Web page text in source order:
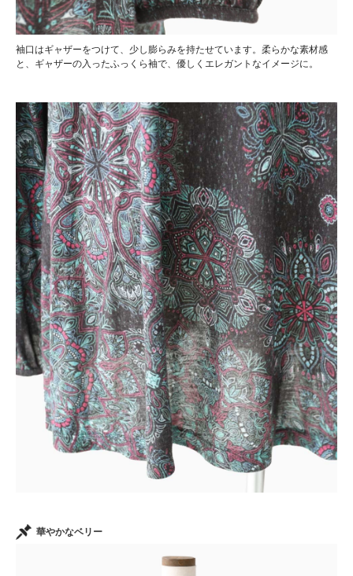
袖口はギャザーをつけて、少し膨らみを持たせています。柔らかな素材感
と、ギャザーの入ったふっくら袖で、優しくエレガントなイメージに。
華やかなベリー